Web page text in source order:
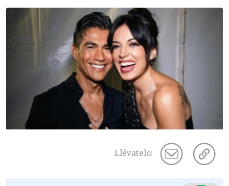
Llévatelo: